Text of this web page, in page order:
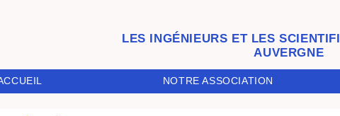
LES INGÉNIEURS ET LES
AUVERGNE
NOTRE ASSOCIATION